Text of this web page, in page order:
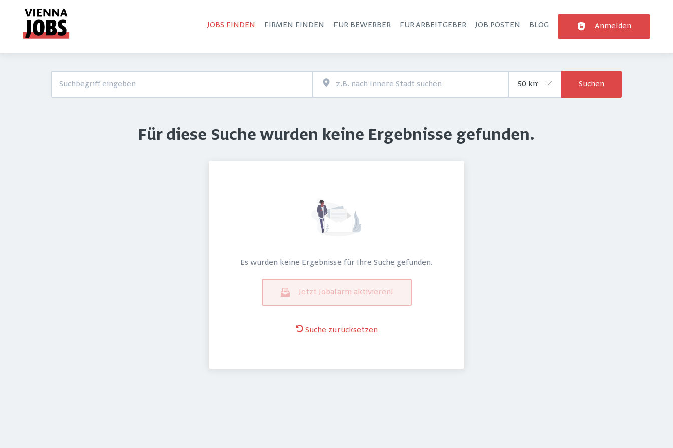
JOBS FINDEN FIRMEN FINDEN FÜR BEWERBER FÜR ARBEITGEBER JOB POSTEN BLOG Anmelden
Suchen
Für diese Suche wurden keine Ergebnisse gefunden.
Es wurden keine Ergebnisse für Ihre Suche gefunden.
Jetzt Jobalarm aktivieren!
Suche zurücksetzen